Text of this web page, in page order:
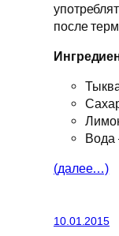
после
Вода
(далее…)
10.01.2015